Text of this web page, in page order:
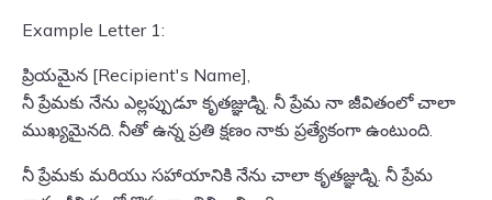
Example Letter 1:
ప్రియమైన [Recipient's Name],
నీ ప్రేమకు నేను ఎల్లప్పుడూ కృతజ్ఞుడ్ని. నీ ప్రేమ నా జీవితంలో చాలా
ముఖ్యమైనది. నీతో ఉన్న ప్రతి క్షణం నాకు ప్రత్యేకంగా ఉంటుంది.
నీ ప్రేమకు మరియు సహాయానికి నేను చాలా కృతజ్ఞుడ్ని. నీ ప్రేమ